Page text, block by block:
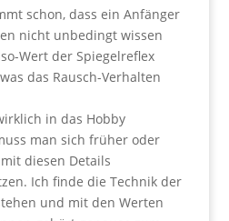
schon, dass ein Anfänger
nicht unbedingt wissen
Wert der Spiegelreflex
das Rausch-Verhalten
in das Hobby
man sich früher oder
diesen Details
Ich finde die Technik der
und mit den Werten